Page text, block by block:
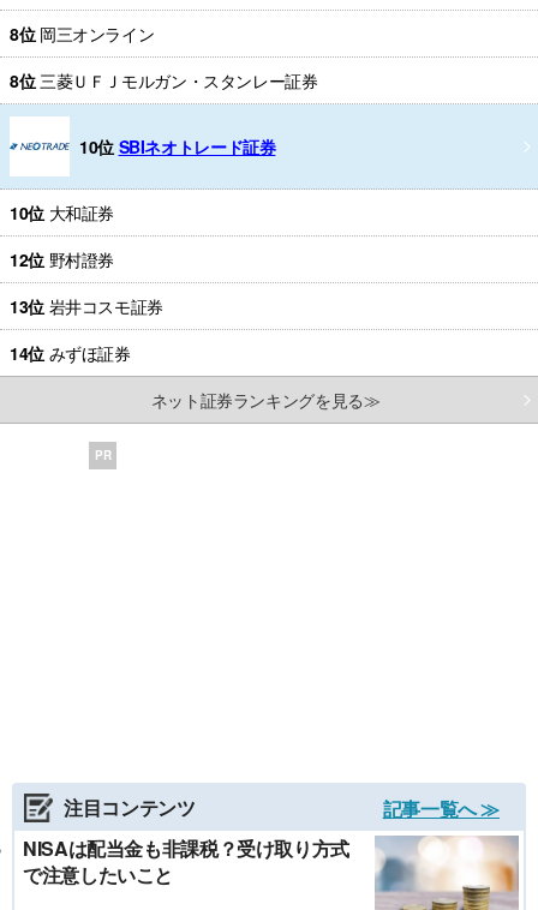
8位 岡三オンライン
8位 三菱ＵＦＪモルガン・スタンレー証券
10位 SBIネオトレード証券
10位 大和証券
12位 野村證券
13位 岩井コスモ証券
14位 みずほ証券
ネット証券ランキングを見る≫
PR
注目コンテンツ
記事一覧へ ≫
NISAは配当金も非課税？受け取り方式
で注意したいこと